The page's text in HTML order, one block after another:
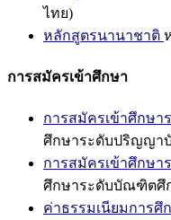
ไทย)
หลักสูตรนานาชาติ
การสมัครเข้าศึกษา
การสมัครเข้าศึกษ
ศึกษาระดับปริญญ
การสมัครเข้าศึกษ
ศึกษาระดับบัณฑิตศึ
ค่าธรรมเนียมการศึ